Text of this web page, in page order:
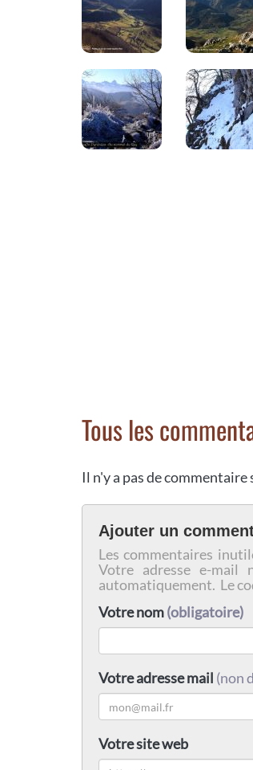
Tous les
Il n'y a pas de
Ajouter un
Les commentaires
Votre adresse e-mail
automatiquement. Le
Votre nom(obligatoire)
Votre adresse mail (non
Votre site web